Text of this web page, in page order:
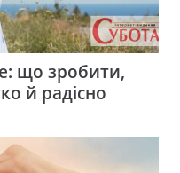
що зробити,
й радісно